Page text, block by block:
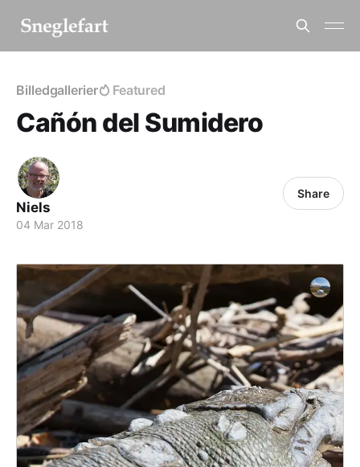
Billedgallerier Featured
Cañón del Sumidero
Niels
04 Mar 2018
Share